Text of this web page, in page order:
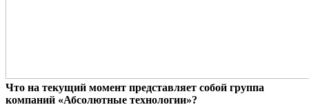
Что на текущий момент представляет собой группа
компаний «Абсолютные технологии»?